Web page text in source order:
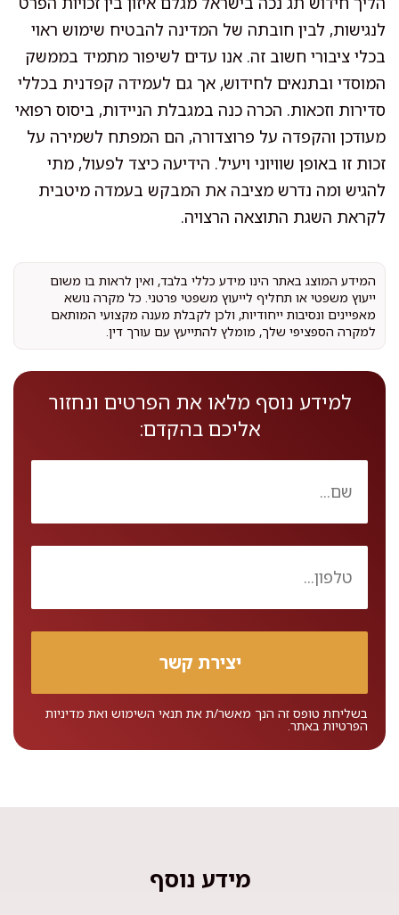
לנגישות, לבין חובתה של המדינה להבטיח שימוש ראוי
בכלי ציבורי חשוב זה. אנו עדים לשיפור מתמיד בממשק
המוסדי ובתנאים לחידוש, אך גם לעמידה קפדנית בכללי
סדירות וזכאות. הכרה כנה במגבלת הניידות, ביסוס רפואי
מעודכן והקפדה על פרוצדורה, הם המפתח לשמירה על
זכות זו באופן שוויוני ויעיל. הידיעה כיצד לפעול, מתי
להגיש ומה נדרש מציבה את המבקש בעמדה מיטבית
לקראת השגת התוצאה הרצויה.
המידע המוצג באתר הינו מידע כללי בלבד, ואין לראות בו משום
ייעוץ משפטי או תחליף לייעוץ משפטי פרטני. כל מקרה נושא
מאפיינים ונסיבות ייחודיות, ולכן לקבלת מענה מקצועי המותאם
למקרה הספציפי שלך, מומלץ להתייעץ עם עורך דין.
למידע נוסף מלאו את הפרטים ונחזור
אליכם בהקדם:
בשליחת טופס זה הנך מאשר/ת את תנאי השימוש ואת מדיניות
הפרטיות באתר.
מידע נוסף